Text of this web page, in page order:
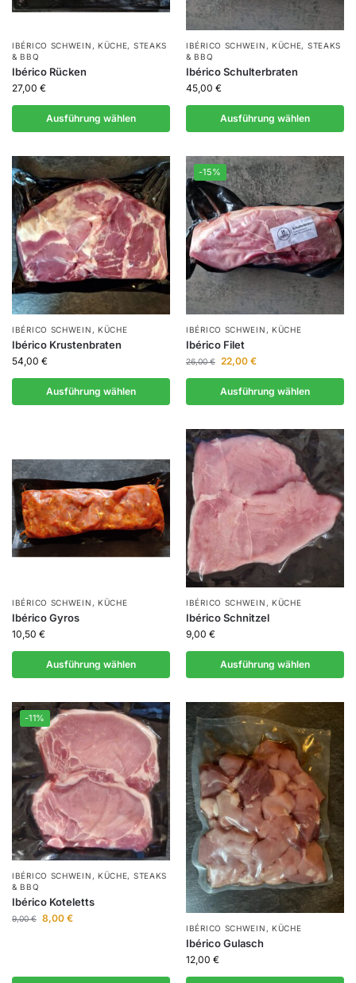
IBÉRICO SCHWEIN , KÜCHE, STEAKS
& BBQ
Ibérico Rücken
27,00 €
Ausführung wählen
IBÉRICO SCHWEIN , KÜCHE, STEAKS
& BBQ
Ibérico Schulterbraten
45,00 €
Ausführung wählen
IBÉRICO SCHWEIN , KÜCHE
Ibérico Krustenbraten
54,00 €
Ausführung wählen
-15%
IBÉRICO SCHWEIN , KÜCHE
Ibérico Filet
26,00€ 22,00 €
Ausführung wählen
IBÉRICO SCHWEIN , KÜCHE
Ibérico Gyros
10,50 €
Ausführung wählen
IBÉRICO SCHWEIN , KÜCHE
Ibérico Schnitzel
9,00 €
Ausführung wählen
-11%
IBÉRICO SCHWEIN , KÜCHE, STEAKS
& BBQ
Ibérico Koteletts
9,00€ 8,00 €
IBÉRICO SCHWEIN , KÜCHE
Ibérico Gulasch
12,00 €